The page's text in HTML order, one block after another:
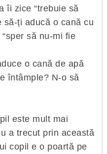
îi zice “trebuie să
ți aducă o cană cu
să nu-mi fie
o cană de apă
întâmple? N-o să
este mult mai
a trecut prin această
copil e o poartă pe